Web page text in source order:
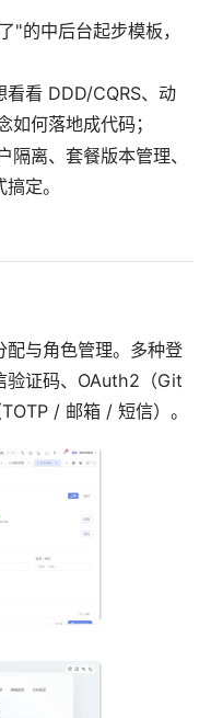
"的中后台起步模板，
看 DDD/CQRS、动
何落地成代码；
离、套餐版本管理、
定。
配与角色管理。多种登
验证码、OAuth2（Git
/ 邮箱 / 短信）。